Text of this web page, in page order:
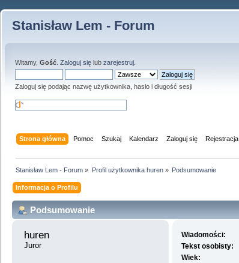
Stanisław Lem - Forum
Witamy, Gość Zaloguj się lub zarejestruj
Zaloguj się podając nazwę użytkownika, hasło i długość sesji
Strona główna Pomoc Szukaj Kalendarz Zaloguj się Rejestracja
Stanisław Lem - Forum » Profil użytkownika huren» Podsumowanie
Informacja o Profilu
Podsumowanie
huren
Juror
Wiadomości:
Tekst osobisty:
Wiek: